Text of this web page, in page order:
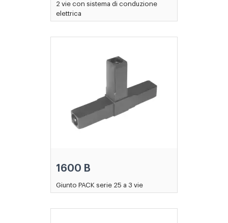
2 vie con sistema di conduzione
elettrica
1600 B
Giunto PACK serie 25 a 3 vie